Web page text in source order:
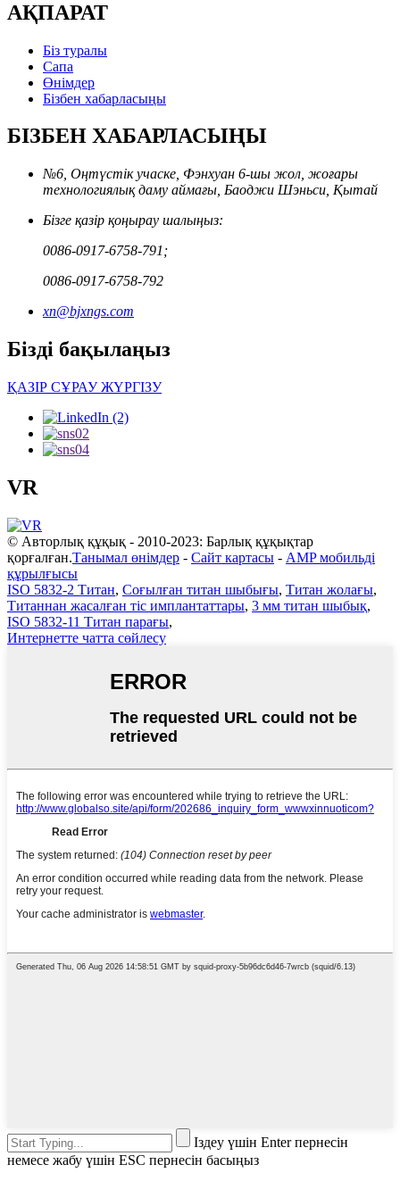
АҚПАРАТ
Біз туралы
Сапа
Өнімдер
Бізбен хабарласыңы
БІЗБЕН ХАБАРЛАСЫҢЫ
№6, Оңтүстік учаске, Фэнхуан 6-шы жол, жоғары
технологиялық даму аймағы, Баоджи Шэньси, Қытай
Бізге қазір қоңырау шалыңыз:
0086-0917-6758-791;
0086-0917-6758-792
xn@bjxngs.com
Бізді бақылаңыз
ҚАЗІР СҰРАУ ЖҮРГІЗУ
VR
© Авторлық құқық - 2010-2023: Барлық құқықтар
қорғалған.Танымал өнімдер - Сайт картасы - AMP мобильді
құрылғысы
ISO 5832-2 Титан, Соғылған титан шыбығы, Титан жолағы,
Титаннан жасалған тіс имплантаттары, 3 мм титан шыбық,
ISO 5832-11 Титан парағы,
Интернетте чатта сөйлесу
Іздеу үшін Enter пернесін
немесе жабу үшін ESC пернесін басыңыз